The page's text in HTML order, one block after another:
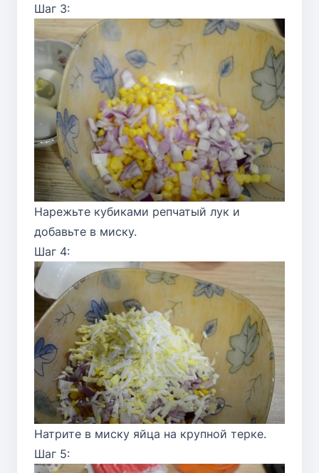
Шаг 3:
Нарежьте кубиками репчатый лук и
добавьте в миску.
Шаг 4:
Натрите в миску яйца на крупной терке.
Шаг 5: